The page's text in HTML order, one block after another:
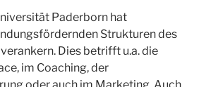
Paderborn hat
Strukturen des
Dies betrifft u.a. die
im Coaching, der